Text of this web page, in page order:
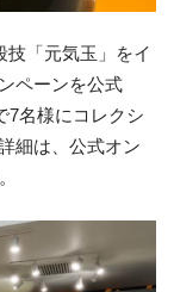
技「元気玉」をイ
ペーンを公式
7名様にコレクシ
細は、公式オン